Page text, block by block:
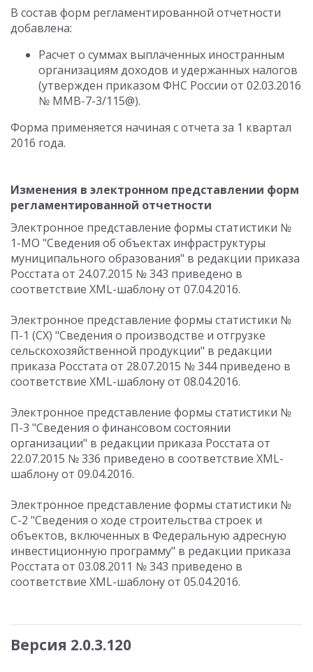
В состав форм регламентированной отчетности
добавлена:
Расчет о суммах выплаченных иностранным
организациям доходов и удержанных налогов
(утвержден приказом ФНС России от 02.03.2016
№ ММВ-7-3/115@).
Форма применяется начиная с отчета за 1 квартал
2016 года.
Изменения в электронном представлении форм
регламентированной отчетности
Электронное представление формы статистики №
1-МО "Сведения об объектах инфраструктуры
муниципального образования" в редакции приказа
Росстата от 24.07.2015 № 343 приведено в
соответствие XML-шаблону от 07.04.2016.
Электронное представление формы статистики №
П-1 (СХ) "Сведения о производстве и отгрузке
сельскохозяйственной продукции" в редакции
приказа Росстата от 28.07.2015 № 344 приведено в
соответствие XML-шаблону от 08.04.2016.
Электронное представление формы статистики №
П-3 "Сведения о финансовом состоянии
организации" в редакции приказа Росстата от
22.07.2015 № 336 приведено в соответствие XML-
шаблону от 09.04.2016.
Электронное представление формы статистики №
С-2 "Сведения о ходе строительства строек и
объектов, включенных в Федеральную адресную
инвестиционную программу" в редакции приказа
Росстата от 03.08.2011 № 343 приведено в
соответствие XML-шаблону от 05.04.2016.
Версия 2.0.3.120